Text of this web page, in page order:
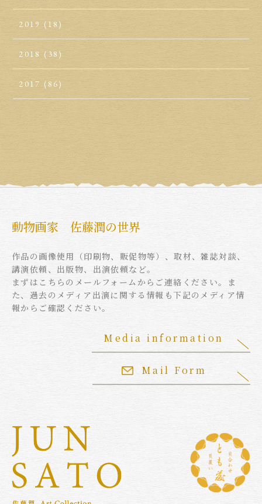
2019 (18)
2018 (38)
2017 (86)
動物画家 佐藤潤の世界
作品の画像使用（印刷物、販促物等）、取材、雑誌対談、
講演依頼、出版物、出演依頼など。
まずはこちらのメールフォームからご連絡ください。ま
た、過去のメディア出演に関する情報も下記のメディア情
報からご確認ください。
Mail Form
Media information